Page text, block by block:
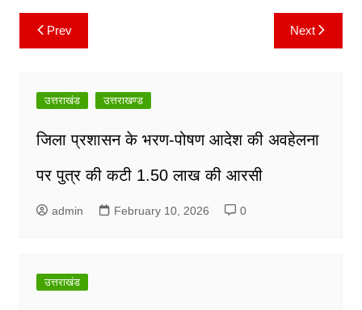
Post
navigation
Prev Next
उत्तराखंड उत्तराखण्ड
जिला प्रशासन के भरण-पोषण आदेश की अवहेलना
पर पुत्र की कटी 1.50 लाख की आरसी
admin February 10, 2026 0
उत्तराखंड